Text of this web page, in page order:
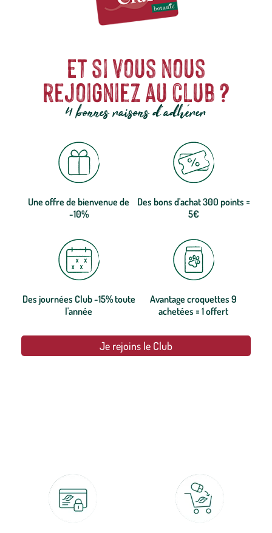
Et si vous nous
rejoigniez au club ?
4 bonnes raisons d'adhérer
Une offre de bienvenue de
-10%
Des bons d'achat 300 points =
5€
Des journées Club -15% toute
l'année
Avantage croquettes 9
achetées = 1 offert
Je rejoins le Club